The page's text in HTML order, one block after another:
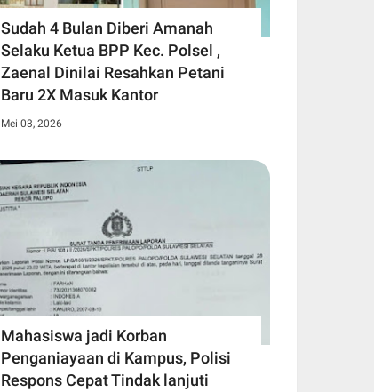
Sudah 4 Bulan Diberi Amanah
Selaku Ketua BPP Kec. Polsel ,
Zaenal Dinilai Resahkan Petani
Baru 2X Masuk Kantor
Mei 03, 2026
Mahasiswa jadi Korban
Penganiayaan di Kampus, Polisi
Respons Cepat Tindak lanjuti